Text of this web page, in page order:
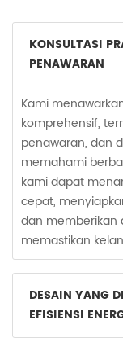
KONSULTASI
PENAWARAN
Kami
komprehensif,
penawaran, dan
memahami
kami dapat
cepat,
dan memberikan
memastikan
DESAIN YANG
EFISIENSI